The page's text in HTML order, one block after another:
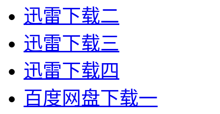
迅雷下载二
迅雷下载三
迅雷下载四
百度网盘下载一